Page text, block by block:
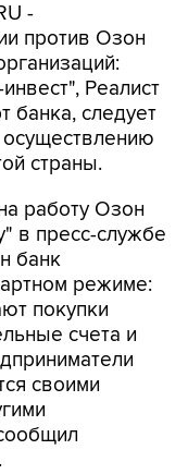
-
против Озон
Реалист
банка, следует
страны.
работу Озон
в пресс-службе
банк
режиме:
покупки
счета и
своими